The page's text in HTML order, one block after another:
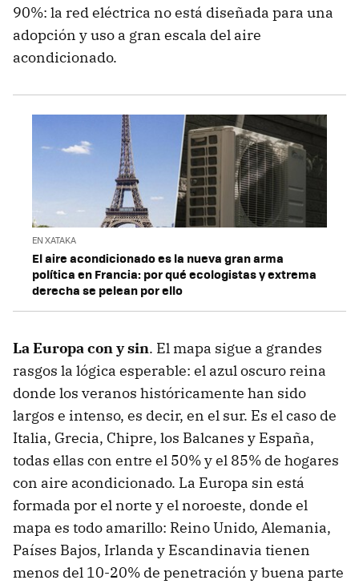
90%: la red eléctrica no está diseñada para una
adopción y uso a gran escala del aire
acondicionado.
EN XATAKA
El aire acondicionado es la nueva gran arma
política en Francia: por qué ecologistas y extrema
derecha se pelean por ello
La Europa con y sin. El mapa sigue a grandes
rasgos la lógica esperable: el azul oscuro reina
donde los veranos históricamente han sido
largos e intenso, es decir, en el sur. Es el caso de
Italia, Grecia, Chipre, los Balcanes y España,
todas ellas con entre el 50% y el 85% de hogares
con aire acondicionado. La Europa sin está
formada por el norte y el noroeste, donde el
mapa es todo amarillo: Reino Unido, Alemania,
Países Bajos, Irlanda y Escandinavia tienen
menos del 10-20% de penetración y buena parte